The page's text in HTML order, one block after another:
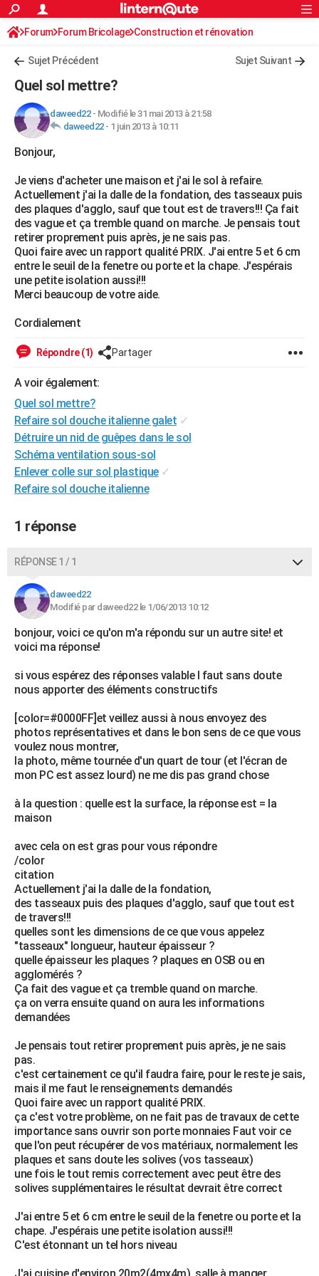
ACTUALITÉS
Politique
Société
Faits Divers
Education
Monde
Villes
+
FINANCE
Retraite
Impôts
Epargne
Immobilier
Risques naturels par ville
Banque
Assurance
Crédit
AUTO
Essais
Réserver un essai
Citadines
Berlines
SUV
Forum auto
+HIGH-TECH
Mobiles
Meilleur smartphone
Internet
Ordinateurs
Jeux vidéo
Guide high-tech
+BRICOLAGE
Forum
Aménagement intérieur
Extérieur
Cuisine
Salle de bains
Jardinage
Rangement
WEEK-END
Guides de France
Escapades
Patrimoine
Expositions
Musées
Week-end nature
+LIFESTYLE
Art de vivre
Modes de vie
SANTE
CARTE DE VOEUX
Carte de Noël
Carte Bonne année
Carte Saint-Valentin
Carte Pâques
Carte d'anniversaire
DICTIONNAIRE
Dictionnaire
Biographies
Citations
Expressions
Proverbes
PROGRAMME TV
S'inscrire
Se connecter
Lycées
Collèges
Primaires
Universités
Entreprises
Service militaire
Avis de recherche
FORUM
Bricolage
Lifestyle
Culture
Sport
Auto
Television
Voyage
Cinema
Rechercher
S'inscrire
Connexion
Forum Forum Bricolage Construction et rénovation
Sujet Précédent Sujet Suivant
Quel sol mettre?
daweed22- Modifié le 31 mai 2013 à 21:58
daweed22- 1 juin 2013 à 10:11
Bonjour,
Je viens d'acheter une maison et j'ai le sol à refaire.
Actuellement j'ai la dalle de la fondation, des tasseaux puis
des plaques d'agglo, sauf que tout est de travers!!! Ça fait
des vague et ça tremble quand on marche. Je pensais tout
retirer proprement puis après, je ne sais pas.
Quoi faire avec un rapport qualité PRIX. J'ai entre 5 et 6 cm
entre le seuil de la fenetre ou porte et la chape. J'espérais
une petite isolation aussi!!!
Merci beaucoup de votre aide.
Cordialement
Répondre (1) Partager
A voir également:
Quel sol mettre?
Refaire sol douche italienne galet ✓
Détruire un nid de guêpes dans le sol
Schéma ventilation sous-sol
Enlever colle sur sol plastique ✓
Refaire sol douche italienne
1 réponse
RÉPONSE 1 / 1
daweed22
Modifié par daweed22 le 1/06/2013 10:12
bonjour, voici ce qu'on m'a répondu sur un autre site! et
voici ma réponse!
si vous espérez des réponses valable l faut sans doute
nous apporter des éléments constructifs
[color=#0000FF]et veillez aussi à nous envoyez des
photos représentatives et dans le bon sens de ce que vous
voulez nous montrer,
la photo, même tournée d'un quart de tour (et l'écran de
mon PC est assez lourd) ne me dis pas grand chose
à la question : quelle est la surface, la réponse est = la
maison
avec cela on est gras pour vous répondre
/color
citation
Actuellement j'ai la dalle de la fondation,
des tasseaux puis des plaques d'agglo, sauf que tout est
de travers!!!
quelles sont les dimensions de ce que vous appelez
"tasseaux" longueur, hauteur épaisseur ?
quelle épaisseur les plaques ? plaques en OSB ou en
agglomérés ?
Ça fait des vague et ça tremble quand on marche.
ça on verra ensuite quand on aura les informations
demandées
Je pensais tout retirer proprement puis après, je ne sais
pas.
c'est certainement ce qu'il faudra faire, pour le reste je sais,
mais il me faut le renseignements demandés
Quoi faire avec un rapport qualité PRIX.
ça c'est votre problème, on ne fait pas de travaux de cette
importance sans ouvrir son porte monnaies Faut voir ce
que l'on peut récupérer de vos matériaux, normalement les
plaques et sans doute les solives (vos tasseaux)
une fois le tout remis correctement avec peut être des
solives supplémentaires le résultat devrait être correct
J'ai entre 5 et 6 cm entre le seuil de la fenetre ou porte et la
chape. J'espérais une petite isolation aussi!!!
C'est étonnant un tel hors niveau